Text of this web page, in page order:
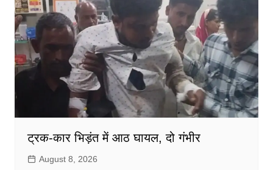
ट्रक-कार भिड़ंत में आठ घायल, दो गंभीर
August 8, 2026